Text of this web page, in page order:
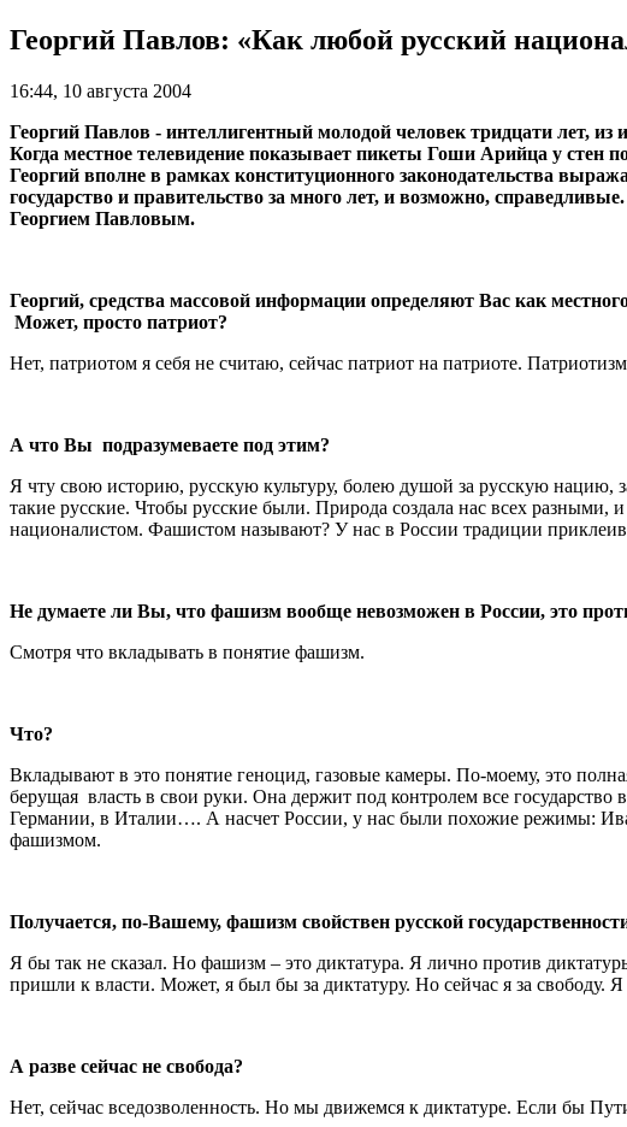
Георгий Павлов: «Как любой русский
16:44, 10 августа 2004
Георгий Павлов - интеллигентный молодой человек тридцати лет,
Когда местное телевидение показывает пикеты Гоши Арийца у стен
Георгий вполне в рамках конституционного законодательства
государство и правительство за много лет, и возможно,
Георгием Павловым.
Георгий, средства массовой информации определяют Вас как
Может, просто патриот?
Нет, патриотом я себя не считаю, сейчас патриот на патриоте.
А что Вы подразумеваете под этим?
Я чту свою историю, русскую культуру, болею душой за русскую
такие русские. Чтобы русские были. Природа создала нас всех разными,
националистом. Фашистом называют? У нас в России традиции
Не думаете ли Вы, что фашизм вообще невозможен в России, это
Смотря что вкладывать в понятие фашизм.
Что?
Вкладывают в это понятие геноцид, газовые камеры. По-моему, это
берущая власть в свои руки. Она держит под контролем все
Германии, в Италии…. А насчет России, у нас были похожие режимы:
фашизмом.
Получается, по-Вашему, фашизм свойствен русской
Я бы так не сказал. Но фашизм – это диктатура. Я лично против
пришли к власти. Может, я был бы за диктатуру. Но сейчас я за
А разве сейчас не свобода?
Нет, сейчас вседозволенность. Но мы движемся к диктатуре. Если бы